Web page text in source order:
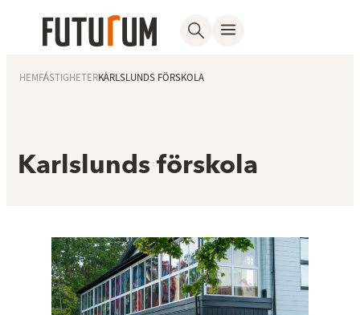
HEMFASTIGHETERKARLSLUNDS FÖRSKOLA
Karlslunds förskola